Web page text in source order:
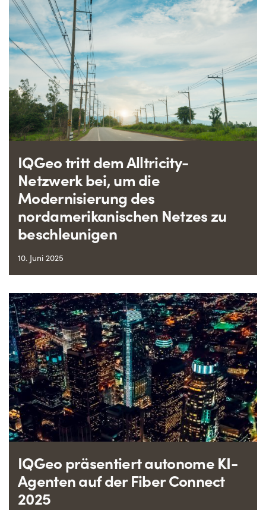
IQGeo tritt dem Alltricity-
Netzwerk bei, um die
Modernisierung des
nordamerikanischen Netzes zu
beschleunigen
10. Juni 2025
IQGeo präsentiert autonome KI-
Agenten auf der Fiber Connect
2025